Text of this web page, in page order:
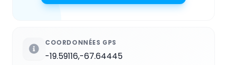
COORDONNÉES GPS
-19.59116,-67.64445